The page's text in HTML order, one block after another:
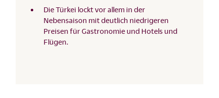
Die Türkei lockt vor allem in der
Nebensaison mit deutlich niedrigeren
Preisen für Gastronomie und Hotels und
Flügen.